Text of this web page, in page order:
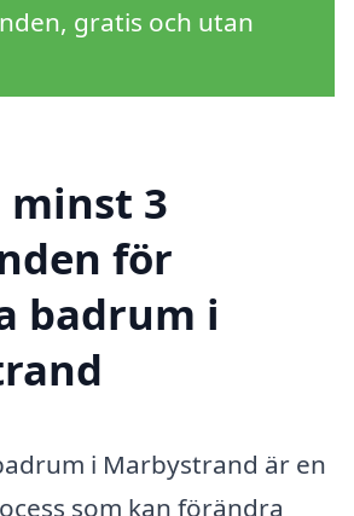
gratis och utan
minst 3
för
badrum i
i Marbystrand är en
som kan förändra